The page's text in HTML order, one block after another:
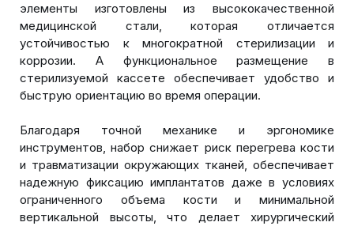
элементы изготовлены из высококачественной
медицинской стали, которая отличается
устойчивостью к многократной стерилизации и
коррозии. А функциональное размещение в
стерилизуемой кассете обеспечивает удобство и
быструю ориентацию во время операции.
Благодаря точной механике и эргономике
инструментов, набор снижает риск перегрева кости
и травматизации окружающих тканей, обеспечивает
надежную фиксацию имплантатов даже в условиях
ограниченного объема кости и минимальной
вертикальной высоты, что делает хирургический